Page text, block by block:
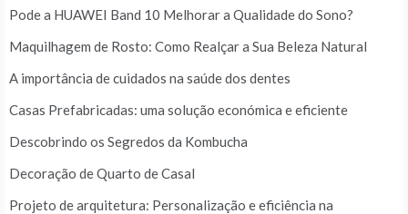
Pode a HUAWEI Band 10 Melhorar a Qualidade do Sono?
Maquilhagem de Rosto: Como Realçar a Sua Beleza Natural
A importância de cuidados na saúde dos dentes
Casas Prefabricadas: uma solução económica e eficiente
Descobrindo os Segredos da Kombucha
Decoração de Quarto de Casal
Projeto de arquitetura: Personalização e eficiência na